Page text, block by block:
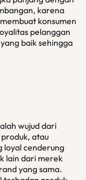
karena
konsumen
pelanggan
baik sehingga
wujud dari
atau
loyal cenderung
lain dari merek
yang sama.